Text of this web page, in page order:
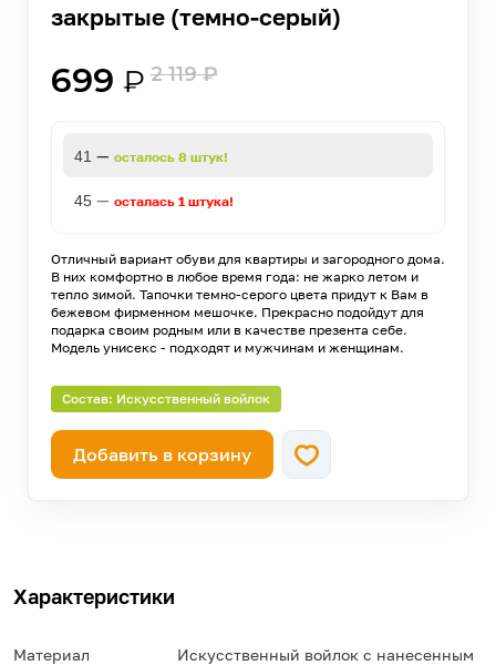
закрытые (темно-серый)
699 ₽ 2 119₽
41 — осталось 8 штук!
45— осталась 1 штука!
Отличный вариант обуви для квартиры и загородного дома.
В них комфортно в любое время года: не жарко летом и
тепло зимой. Тапочки темно-серого цвета придут к Вам в
бежевом фирменном мешочке. Прекрасно подойдут для
подарка своим родным или в качестве презента себе.
Модель унисекс - подходят и мужчинам и женщинам.
Состав: Искусственный войлок
Добавить в корзину
Характеристики
Материал
Искусственный войлок с нанесенным